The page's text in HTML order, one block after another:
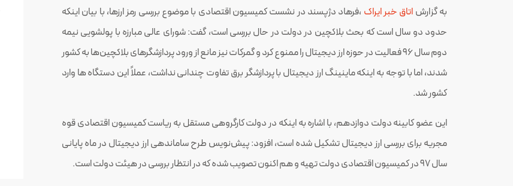
به گزارش اتاق خبر ایراک ،فرهاد دژپسند در نشست کمیسیون اقتصادی با موضوع بررسی رمز ارزها، با بیان اینکه
حدود دو سال است که بحث بلاکچین در دولت در حال بررسی است، گفت: شورای عالی مبارزه با پولشویی نیمه
دوم سال ۹۶ فعالیت در حوزه ارز دیجیتال را ممنوع کرد و گمرکات نیز مانع از ورود پردازشگرهای بلاکچین‌ها به کشور
شدند، اما با توجه به اینکه ماینینگ ارز دیجیتال با پردازشگر برق تفاوت چندانی نداشت، عملاً این دستگاه ها وارد
کشور شد.
این عضو کابینه دولت دوازدهم، با اشاره به اینکه در دولت کارگروهی مستقل به ریاست کمیسیون اقتصادی قوه
مجریه برای بررسی ارز دیجیتال تشکیل شده است، افزود: پیش‌نویس طرح ساماندهی ارز دیجیتال در ماه پایانی
سال ۹۷ در کمیسیون اقتصادی دولت تهیه و هم اکنون تصویب شده که در انتظار بررسی در هیئت دولت است.